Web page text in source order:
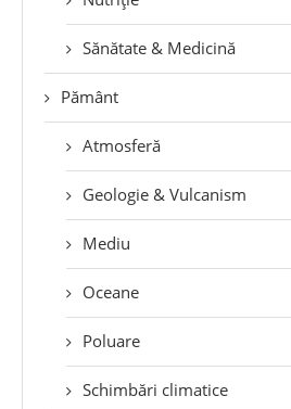
Sănătate & Medicină
Pământ
Atmosferă
Geologie & Vulcanism
Mediu
Oceane
Poluare
Schimbări climatice